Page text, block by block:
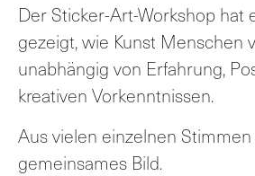
Der Sticker-Art-Workshop hat
gezeigt, wie Kunst Menschen
unabhängig von Erfahrung,
kreativen Vorkenntnissen.
Aus vielen einzelnen
gemeinsames Bild.